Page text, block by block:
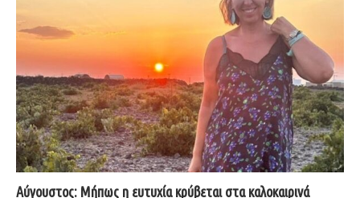
Αύγουστος: Μήπως η ευτυχία κρύβεται στα καλοκαιρινά